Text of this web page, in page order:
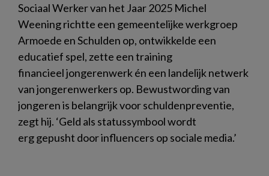
Sociaal Werker van het Jaar 2025 Michel
Weening richtte een gemeentelijke werkgroep
Armoede en Schulden op, ontwikkelde een
educatief spel, zette een training
financieel jongerenwerk én een landelijk netwerk
van jongerenwerkers op. Bewustwording van
jongeren is belangrijk voor schuldenpreventie,
zegt hij. ‘Geld als statussymbool wordt
erg gepusht door influencers op sociale media.’